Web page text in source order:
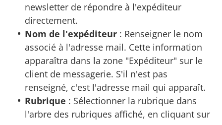
newsletter de répondre à l'expéditeur
directement.
Nom de l'expéditeur : Renseigner le nom
associé à l'adresse mail. Cette information
apparaîtra dans la zone "Expéditeur" sur le
client de messagerie. S'il n'est pas
renseigné, c'est l'adresse mail qui apparaît.
Rubrique : Sélectionner la rubrique dans
l'arbre des rubriques affiché, en cliquant sur